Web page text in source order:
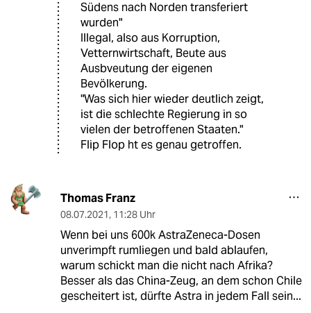
Südens nach Norden transferiert
wurden"
Illegal, also aus Korruption,
Vetternwirtschaft, Beute aus
Ausbveutung der eigenen
Bevölkerung.
"Was sich hier wieder deutlich zeigt,
ist die schlechte Regierung in so
vielen der betroffenen Staaten."
Flip Flop ht es genau getroffen.
Thomas Franz
08.07.2021, 11:28 Uhr
Wenn bei uns 600k AstraZeneca-Dosen
unverimpft rumliegen und bald ablaufen,
warum schickt man die nicht nach Afrika?
Besser als das China-Zeug, an dem schon Chile
gescheitert ist, dürfte Astra in jedem Fall sein...